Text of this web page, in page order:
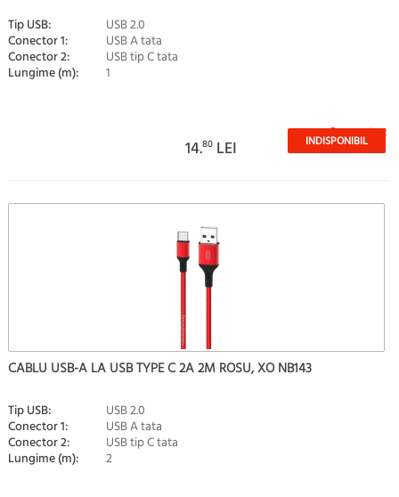
Tip USB: USB 2.0
Conector 1: USB A tata
Conector 2: USB tip C tata
Lungime (m): 1
Stoc epuizat
14.80 LEI INDISPONIBIL
CABLU USB-A LA USB TYPE C 2A 2M ROSU, XO NB143
Tip USB: USB 2.0
Conector 1: USB A tata
Conector 2: USB tip C tata
Lungime (m): 2